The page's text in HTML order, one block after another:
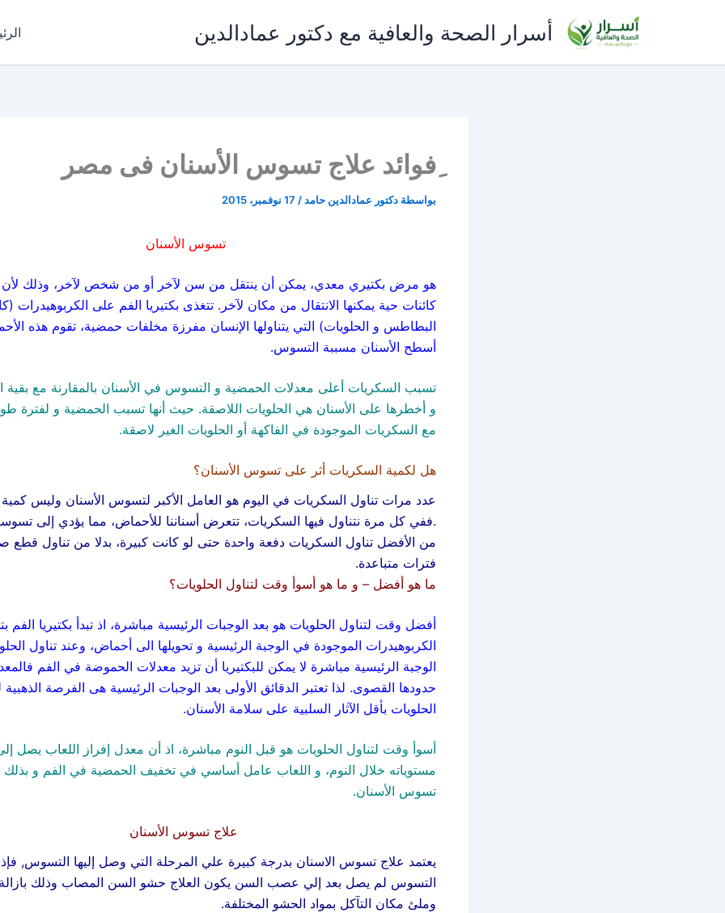
أسرار الصحة والعافية مع دكتور عمادالدين
ِفوائد علاج تسوس الأسنان فى مصر
بواسطة دكتور عمادالدين حامد/ 17 نوفمبر، 2015
تسوس الأسنان
هو مرض بكتيري معدي، يمكن أن ينتقل من سن لآخر أو من شخص لآخر، وذلك لأن
كائنات حية يمكنها الانتقال من مكان لآخر. تتغذى بكتيريا الفم على الكربوهيدرات
البطاطس و الحلويات) التي يتناولها الإنسان مفرزة مخلفات حمضية، تقوم هذه
أسطح الأسنان مسببة التسوس.
تسبب السكريات أعلى معدلات الحمضية و التسوس في الأسنان بالمقارنة مع بقية
و أخطرها على الأسنان هي الحلويات اللاصقة. حيث أنها تسبب الحمضية و لفترة
مع السكريات الموجودة في الفاكهة أو الحلويات الغير لاصقة.
هل لكمية السكريات أثر على تسوس الأسنان؟
عدد مرات تناول السكريات في اليوم هو العامل الأكبر لتسوس الأسنان وليس
.ففي كل مرة نتناول فيها السكريات، تتعرض أسناننا للأحماض، مما يؤدي إلى
من الأفضل تناول السكريات دفعة واحدة حتى لو كانت كبيرة، بدلا من تناول قطع
فترات متباعدة.
ما هو أفضل – و ما هو أسوأ وقت لتناول الحلويات؟
أفضل وقت لتناول الحلويات هو بعد الوجبات الرئيسية مباشرة، اذ تبدأ بكتيريا الفم
الكربوهيدرات الموجودة في الوجبة الرئيسية و تحويلها الى أحماض، وعند تناول
الوجبة الرئيسية مباشرة لا يمكن للبكتيريا أن تزيد معدلات الحموضة في الفم
حدودها القصوى. لذا تعتبر الدقائق الأولى بعد الوجبات الرئيسية هى الفرصة الذهبية
الحلويات بأقل الآثار السلبية على سلامة الأسنان.
أسوأ وقت لتناول الحلويات هو قبل النوم مباشرة، اذ أن معدل إفراز اللعاب يصل
مستوياته خلال النوم، و اللعاب عامل أساسي في تخفيف الحمضية في الفم و
تسوس الأسنان.
علاج تسوس الأسنان
يعتمد علاج تسوس الاسنان بدرجة كبيرة علي المرحلة التي وصل إليها التسوس,
التسوس لم يصل بعد إلي عصب السن يكون العلاج حشو السن المصاب وذلك
وملئ مكان التآكل بمواد الحشو المختلفة.